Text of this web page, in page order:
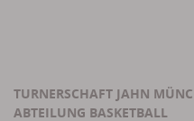
TURNERSCHAFT JAHN
ABTEILUNG BASKETBALL